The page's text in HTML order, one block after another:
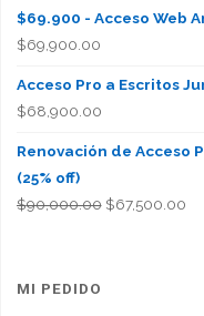
$69.900 - Acceso Web
$69,900.00
Acceso Pro a Escritos
$68,900.00
Renovación de Acceso
(25% off)
$90,000.00 El
$67,500.00El
MI PEDIDO